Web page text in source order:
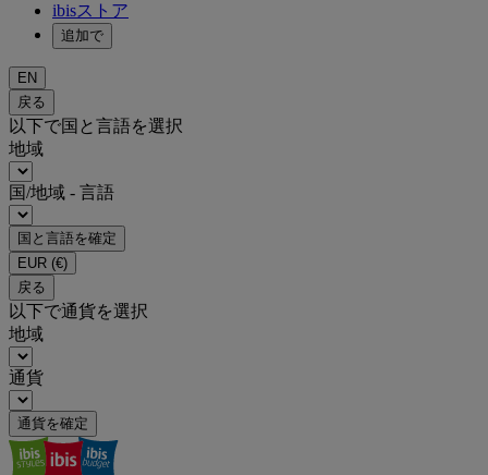
ibisストア
追加で
EN
戻る
以下で国と言語を選択
地域
国/地域 - 言語
国と言語を確定
EUR (€)
戻る
以下で通貨を選択
地域
通貨
通貨を確定